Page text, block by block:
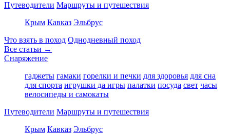
Путеводители Маршруты и путешествия
Крым Кавказ Эльбрус
Что взять в поход Однодневный поход
Все статьи →
Снаряжение
гаджеты гамаки горелки и печки для здоровья для сна
для спорта игрушки да игры палатки посуда свет часы
велосипеды и самокаты
Путеводители Маршруты и путешествия
Крым Кавказ Эльбрус